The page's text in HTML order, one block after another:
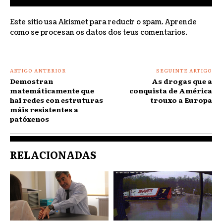
Este sitio usa Akismet para reducir o spam. Aprende
como se procesan os datos dos teus comentarios.
ARTIGO ANTERIOR
Demostran
matemáticamente que
hai redes con estruturas
máis resistentes a
patóxenos
SEGUINTE ARTIGO
As drogas que a
conquista de América
trouxo a Europa
RELACIONADAS